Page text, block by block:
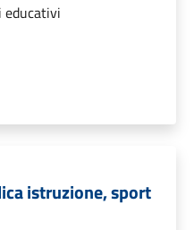
educativi
istruzione, sport